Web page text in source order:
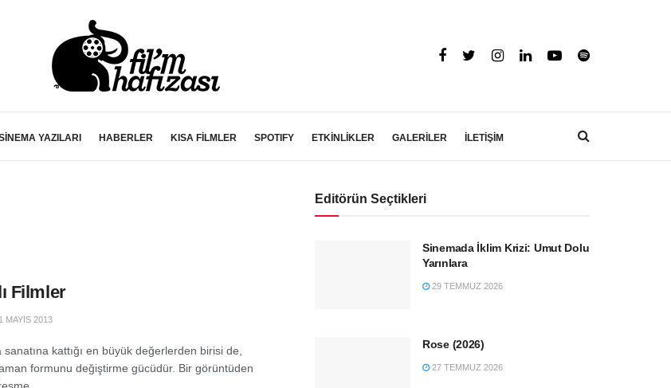
YAZILARI HABERLER KISA FİLMLER SPOTIFY ETKİNLİKLER GALERİLER İLETİŞİM
Filmler
MAYIS 2013
kattığı en büyük değerlerden birisi de,
formunu değiştirme gücüdür. Bir görüntüden
Editörün Seçtikleri
Sinemada İklim Krizi: Umut Dolu
Yarınlara
29 TEMMUZ 2026
Rose (2026)
27 TEMMUZ 2026